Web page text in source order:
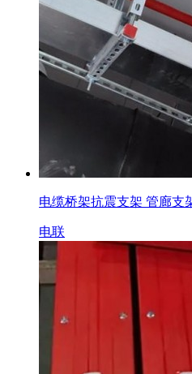
电缆桥架抗震支架 管廊支
电联